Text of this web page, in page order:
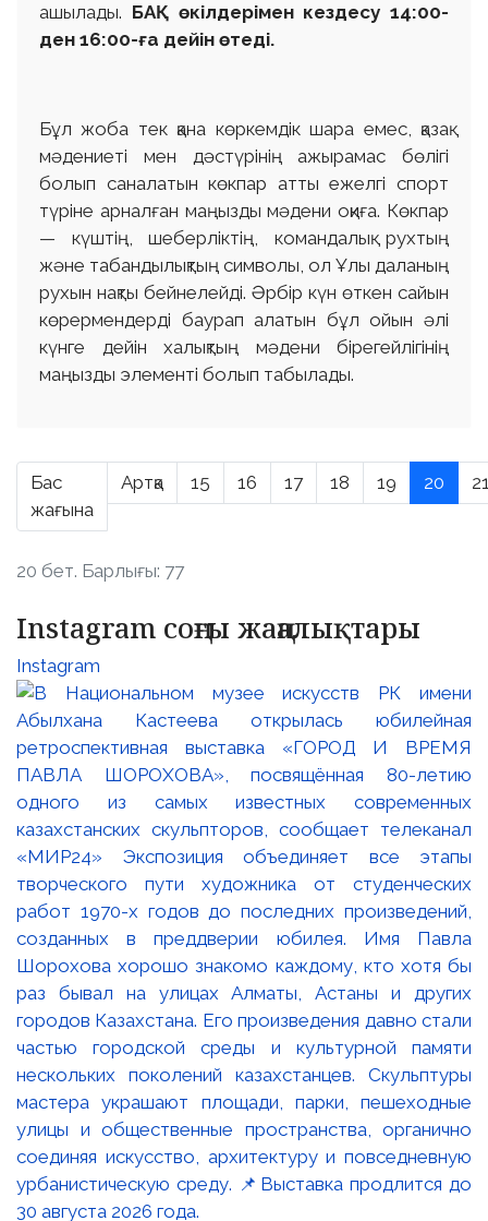
ашылады. БАҚ өкілдерімен кездесу 14:00-
ден 16:00-ға дейін өтеді.
Бұл жоба тек қана көркемдік шара емес, қазақ
мәдениеті мен дәстүрінің ажырамас бөлігі
болып саналатын көкпар атты ежелгі спорт
түріне арналған маңызды мәдени оқиға. Көкпар
— күштің, шеберліктің, командалық рухтың
және табандылықтың символы, ол Ұлы даланың
рухын нақты бейнелейді. Әрбір күн өткен сайын
көрермендерді баурап алатын бұл ойын әлі
күнге дейін халықтың мәдени бірегейлігінің
маңызды элементі болып табылады.
Бас
жағына
Артқа 15 16 17 18 19 20
20 бет. Барлығы: 77
Instagram соңғы жаңалықтары
Instagram